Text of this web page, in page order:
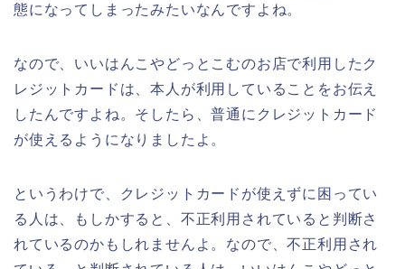
態になってしまったみたいなんですよね。
なので、いいはんこやどっとこむのお店で利用したク
レジットカードは、本人が利用していることをお伝え
したんですよね。そしたら、普通にクレジットカード
が使えるようになりましたよ。
というわけで、クレジットカードが使えずに困ってい
る人は、もしかすると、不正利用されていると判断さ
れているのかもしれませんよ。なので、不正利用され